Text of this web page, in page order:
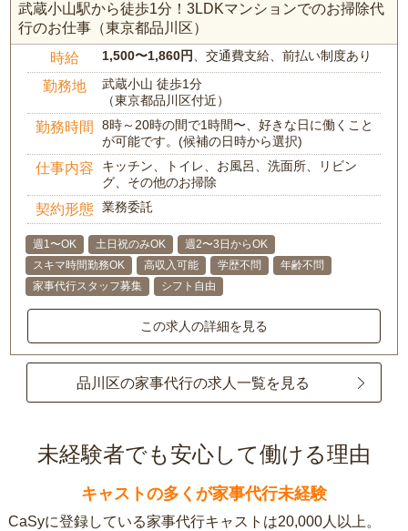
武蔵小山駅から徒歩1分！3LDKマンションでのお掃除代
行のお仕事（東京都品川区）
時給 1,500〜1,860円 、交通費支給、前払い制度あり
勤務地
武蔵小山 徒歩1分
（東京都品川区付近）
勤務時間
8時～20時の間で1時間〜、好きな日に働くこと
が可能です。(候補の日時から選択)
仕事内容
キッチン、トイレ、お風呂、洗面所、リビン
グ、その他のお掃除
契約形態 業務委託
週1〜OK 土日祝のみOK
週2〜3日からOK
スキマ時間勤務OK
高収入可能 学歴不問
年齢不問
家事代行スタッフ募集
シフト自由
この求人の詳細を見る
品川区の家事代行の求人一覧を見る
未経験者でも安心して働ける理由
キャストの多くが家事代行未経験
CaSyに登録している家事代行キャストは20,000人以上。